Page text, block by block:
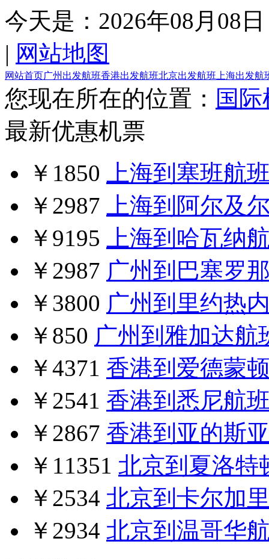
今天是： 2026年08月08日
| 网站地图
网站首页广州出发航班香港出发航班北京出发航班 上海出发航
您现在所在的位置： 国
最新优惠机票
￥1850
上海到塞班航
￥2987
上海到阿尔及
￥9195
上海到哈瓦纳
￥2987 广州到巴塞罗
￥3800 广州到里约热
￥850 广州到雅加达航
￥4371 香港到爱德蒙
￥2541 香港到悉尼航
￥2867 香港到亚的斯
￥11351 北京到夏洛特
￥2534 北京到卡尔加
￥2934 北京到温哥华